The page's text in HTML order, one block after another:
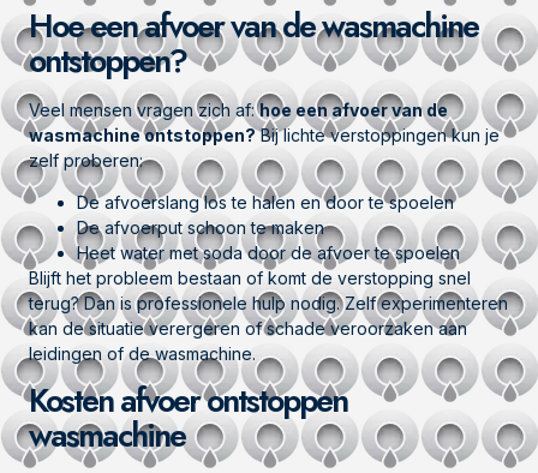
Hoe een afvoer van de wasmachine
ontstoppen?
Veel mensen vragen zich af:hoe een afvoer van de
wasmachine ontstoppen?Bij lichte verstoppingen kun je
zelf proberen:
De afvoerslang los te halen en door te spoelen
De afvoerput schoon te maken
Heet water met soda door de afvoer te spoelen
Blijft het probleem bestaan of komt de verstopping snel
terug? Dan is professionele hulp nodig. Zelf experimenteren
kan de situatie verergeren of schade veroorzaken aan
leidingen of de wasmachine.
Kosten afvoer ontstoppen
wasmachine